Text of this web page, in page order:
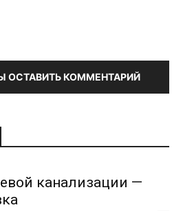
ОСТАВИТЬ КОММЕНТАРИЙ
канализации —